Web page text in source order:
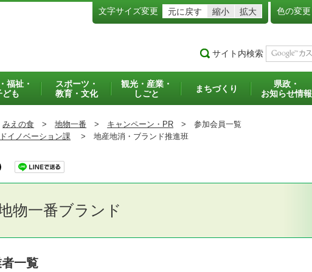
文字サイズ変更 元に戻す 縮小 拡大 色の変更
サイト内検索
福祉・
ども
スポーツ・
教育・文化
観光・産業・
しごと
まちづくり
県政・
お知らせ情報
みえの食 > 地物一番 > キャンペーン・PR > 参加会員一覧
イノベーション課 > 地産地消・ブランド推進班
物一番ブランド
一覧